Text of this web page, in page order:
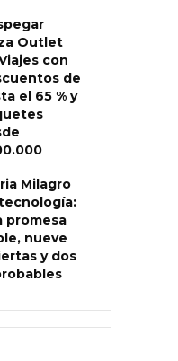
Outlet
con
de
el 65 % y
Milagro
promesa
nueve
y dos